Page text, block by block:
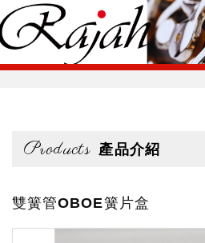
Products 產品介紹
雙簧管OBOE簧片盒